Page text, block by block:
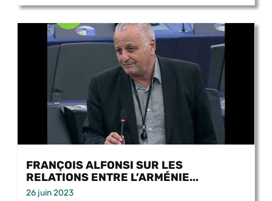
FRANÇOIS ALFONSI SUR LES
RELATIONS ENTRE L’ARMÉNIE...
26 juin 2023